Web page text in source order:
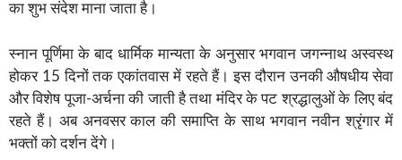
का शुभ संदेश माना जाता है।
स्नान पूर्णिमा के बाद धार्मिक मान्यता के अनुसार भगवान जगन्नाथ अस्वस्थ
होकर 15 दिनों तक एकांतवास में रहते हैं। इस दौरान उनकी औषधीय सेवा
और विशेष पूजा-अर्चना की जाती है तथा मंदिर के पट श्रद्धालुओं के लिए बंद
रहते हैं। अब अनवसर काल की समाप्ति के साथ भगवान नवीन श्रृंगार में
भक्तों को दर्शन देंगे।